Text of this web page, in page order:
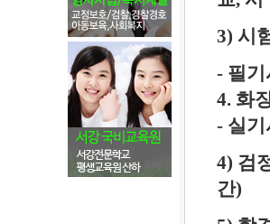
3) 시
- 필기
4. 화
- 실
4) 검
간)